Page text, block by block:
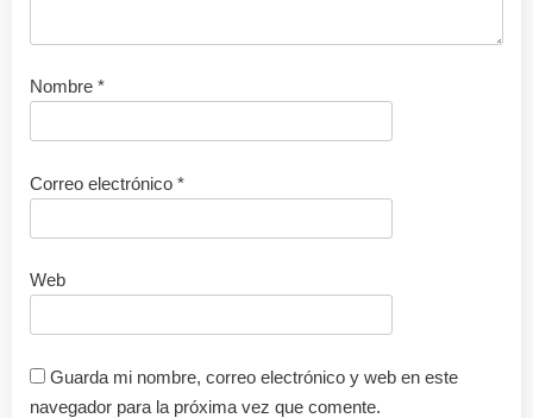
Nombre *
Correo electrónico *
Web
Guarda mi nombre, correo electrónico y web en este
navegador para la próxima vez que comente.